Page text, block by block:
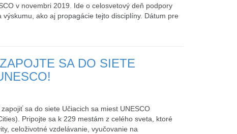
v novembri 2019. Ide o celosvetový deň podpory
ako aj propagácie tejto disciplíny. Dátum pre
SA DO SIETE
sa do siete Učiacich sa miest UNESCO
Pripojte sa k 229 mestám z celého sveta, ktoré
celoživotné vzdelávanie, vyučovanie na